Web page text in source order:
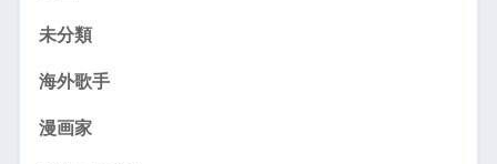
未分類
海外歌手
漫画家